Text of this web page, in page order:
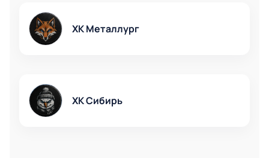
Планируйте посещение ближайших игр КХЛ
заранее — выбирайте сектор, узнавайте
месте на одном из самых ярких событий сезона!
ХК Металлург
ХК Сибирь